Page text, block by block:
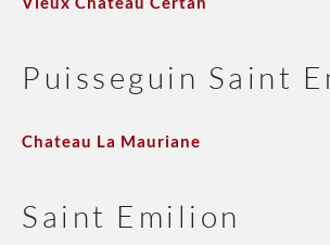
Puisseguin Saint
Chateau La Mauriane
Saint Emilion